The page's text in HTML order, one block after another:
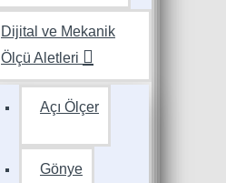
Dijital ve Mekanik
Ölçü Aletleri
Açı Ölçer
Gönye